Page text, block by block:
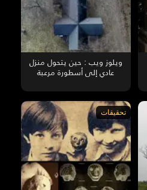
ويلوز ويب : حين يتحول منزل
عادي إلى أسطورة مرعبة
تحقيقات